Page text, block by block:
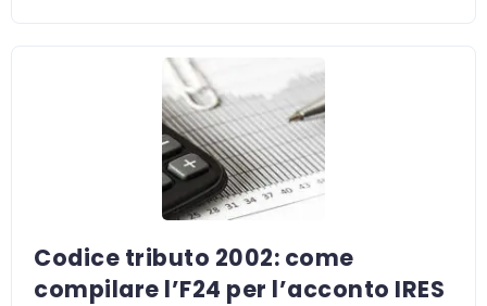
Codice tributo 2002: come
compilare l’F24 per l’acconto IRES